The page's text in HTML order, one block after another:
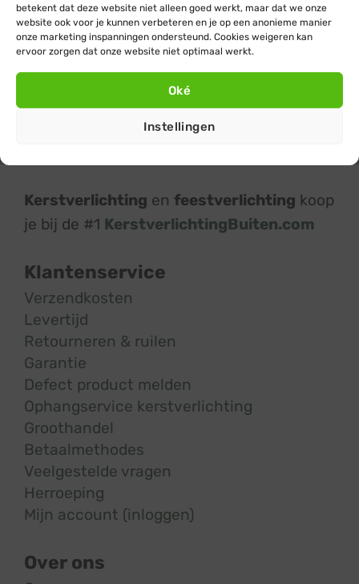
betekent dat deze website niet alleen goed werkt, maar dat we onze
website ook voor je kunnen verbeteren en je op een anonieme manier
onze marketing inspanningen ondersteund. Cookies weigeren kan
ervoor zorgen dat onze website niet optimaal werkt.
Oké
Instellingen
Klanten geven ons een 9,4
beoordelingen
Kerstverlichting en feestverlichting koop
je bij de #1 KerstverlichtingBuiten.com
Klantenservice
Verzendkosten
Levertijd
Retourneren & ruilen
Garantie
Defect product melden
Ophangservice kerstverlichting
Groothandel
Betaalmethodes
Veelgestelde vragen
Herroeping
Mijn account (inloggen)
Over ons